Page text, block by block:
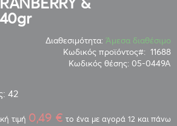
Διαθεσιμότητα: Άμεσα διαθέσιμο
Κωδικός προϊόντος
11688
Κωδικός θέσης: 05-0449Α
42
τιμή 0,49 € το ένα με αγορά 12 και πάνω